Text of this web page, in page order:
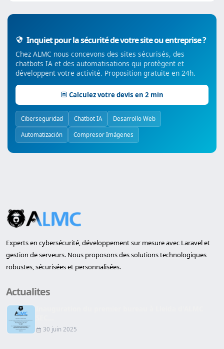
Inquiet pour la sécurité de votre site ou entreprise ?
Chez ALMC nous concevons des sites sécurisés, des
chatbots IA et des automatisations qui protègent et
développent votre activité. Proposition gratuite en 24h.
Calculez votre devis en 2 min
Ciberseguridad Chatbot IA Desarrollo Web
Automatización Compresor Imágenes
Experts en cybersécurité, développement sur mesure avec Laravel et
gestion de serveurs. Nous proposons des solutions technologiques
robustes, sécurisées et personnalisées.
Actualites
30 juin 2025